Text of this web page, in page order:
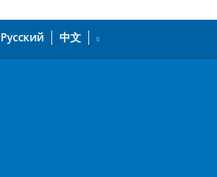
Русский 中文